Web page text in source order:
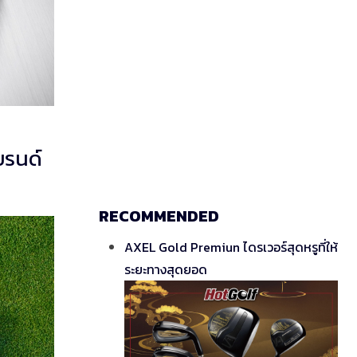
รนด์
RECOMMENDED
AXEL Gold Premiun ไดรเวอร์สุดหรูที่ให้
ระยะทางสุดยอด